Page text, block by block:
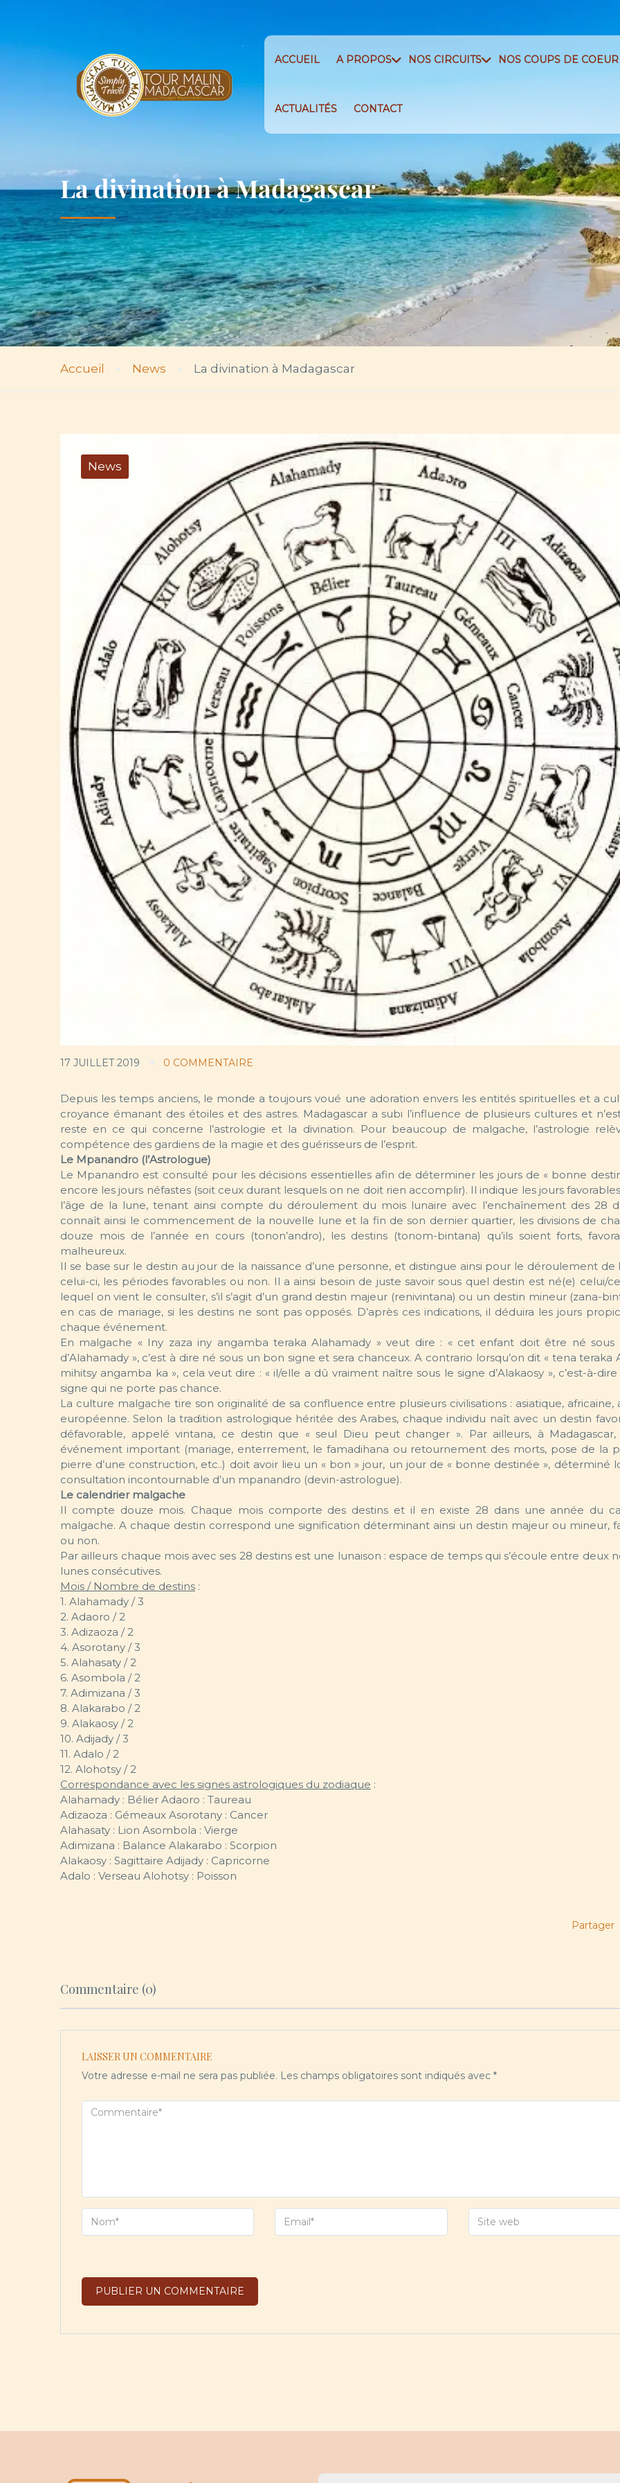
ACCUEIL A PROPOS NOS CIRCUITS NOS COUPS DE COEUR
ACTUALITÉS CONTACT
La divination à Madagascar
Accueil News La divination à Madagascar
News
17 JUILLET 2019 0 COMMENTAIRE
Depuis les temps anciens, le monde a toujours voué une adoration envers les entités spirituelles et a
croyance émanant des étoiles et des astres. Madagascar a subi l’influence de plusieurs cultures et
reste en ce qui concerne l’astrologie et la divination. Pour beaucoup de malgache, l’astrologie
compétence des gardiens de la magie et des guérisseurs de l’esprit.
Le Mpanandro (l’Astrologue)
Le Mpanandro est consulté pour les décisions essentielles afin de déterminer les jours de « bonne
encore les jours néfastes (soit ceux durant lesquels on ne doit rien accomplir). Il indique les jours favorables
l’âge de la lune, tenant ainsi compte du déroulement du mois lunaire avec l’enchaînement des 28
connaît ainsi le commencement de la nouvelle lune et la fin de son dernier quartier, les divisions de
douze mois de l’année en cours (tonon’andro), les destins (tonom-bintana) qu’ils soient forts,
malheureux.
Il se base sur le destin au jour de la naissance d’une personne, et distingue ainsi pour le déroulement de
celui-ci, les périodes favorables ou non. Il a ainsi besoin de juste savoir sous quel destin est né(e) celui/
lequel on vient le consulter, s’il s’agit d’un grand destin majeur (renivintana) ou un destin mineur (zana-
en cas de mariage, si les destins ne sont pas opposés. D’après ces indications, il déduira les jours
chaque événement.
En malgache « Iny zaza iny angamba teraka Alahamady » veut dire : « cet enfant doit être né sous
d’Alahamady », c’est à dire né sous un bon signe et sera chanceux. A contrario lorsqu’on dit « tena teraka
mihitsy angamba ka », cela veut dire : « il/elle a dû vraiment naître sous le signe d’Alakaosy », c’est-à-
signe qui ne porte pas chance.
La culture malgache tire son originalité de sa confluence entre plusieurs civilisations : asiatique, africaine,
européenne. Selon la tradition astrologique héritée des Arabes, chaque individu naît avec un destin
défavorable, appelé vintana, ce destin que « seul Dieu peut changer ». Par ailleurs, à Madagascar,
événement important (mariage, enterrement, le famadihana ou retournement des morts, pose de la
pierre d’une construction, etc..) doit avoir lieu un « bon » jour, un jour de « bonne destinée », déterminé
consultation incontournable d’un mpanandro (devin-astrologue).
Le calendrier malgache
Il compte douze mois. Chaque mois comporte des destins et il en existe 28 dans une année du
malgache. A chaque destin correspond une signification déterminant ainsi un destin majeur ou mineur,
ou non.
Par ailleurs chaque mois avec ses 28 destins est une lunaison : espace de temps qui s’écoule entre deux
lunes consécutives.
Mois / Nombre de destins :
1. Alahamady / 3
2. Adaoro / 2
3. Adizaoza / 2
4. Asorotany / 3
5. Alahasaty / 2
6. Asombola / 2
7. Adimizana / 3
8. Alakarabo / 2
9. Alakaosy / 2
10. Adijady / 3
11. Adalo / 2
12. Alohotsy / 2
Correspondance avec les signes astrologiques du zodiaque :
Alahamady : Bélier Adaoro : Taureau
Adizaoza : Gémeaux Asorotany : Cancer
Alahasaty : Lion Asombola : Vierge
Adimizana : Balance Alakarabo : Scorpion
Alakaosy : Sagittaire Adijady : Capricorne
Adalo : Verseau Alohotsy : Poisson
Partager
Commentaire (0)
LAISSER UN COMMENTAIRE
Votre adresse e-mail ne sera pas publiée. Les champs obligatoires sont indiqués avec *